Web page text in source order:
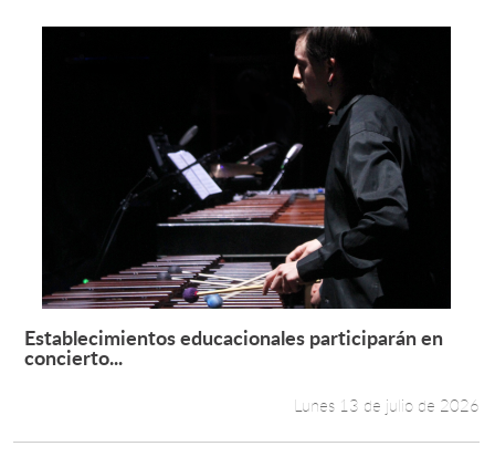
Leer más +
Establecimientos educacionales participarán en
concierto...
Lunes 13 de julio de 2026